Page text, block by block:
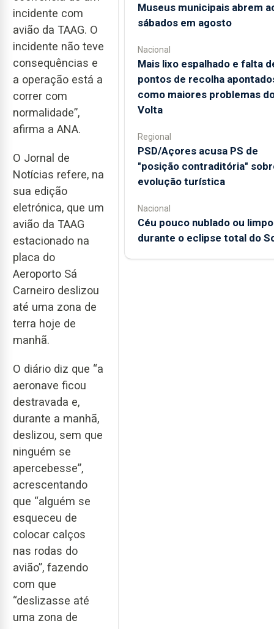
incidente com
avião da TAAG. O
incidente não teve
consequências e
a operação está a
correr com
normalidade”,
afirma a ANA.
O Jornal de
Notícias refere, na
sua edição
eletrónica, que um
avião da TAAG
estacionado na
placa do
Aeroporto Sá
Carneiro deslizou
até uma zona de
terra hoje de
manhã.
O diário diz que “a
aeronave ficou
destravada e,
durante a manhã,
deslizou, sem que
ninguém se
apercebesse”,
acrescentando
que “alguém se
esqueceu de
colocar calços
nas rodas do
avião”, fazendo
com que
“deslizasse até
uma zona de
Museus municipais abrem
sábados em agosto
Nacional
Mais lixo espalhado e falta
pontos de recolha
como maiores problemas
Volta
Regional
PSD/Açores acusa PS de
"posição contraditória"
evolução turística
Nacional
Céu pouco nublado ou limpo
durante o eclipse total do